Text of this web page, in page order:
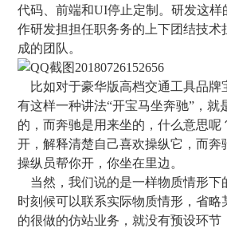
代码、前端和UI停止定制。研发这样
作研发担担任职务务的上下团结技术
成的团队。
比如对于豪华版高档交通工具品牌
有这样一种讲法“开宝马坐奔驰”，就
的，而奔驰是用来坐的，什么意思呢
开，解释清楚自己喜欢操纵它，而奔
操纵员帮你开，你坐在里边。
当然，我们说的是一样物质情形下
时刻候可以联系实际物质情形，省略
的很做的仿站业务，就没有预设环节